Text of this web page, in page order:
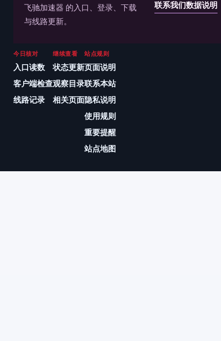
飞驰加速器 的入口、登录、下载
与线路更新。
联系我们数据说明
今日核对
入口读数
客户端检查
线路记录
继续查看
状态更新
观察目录
相关页面
站点规则
页面说明
联系本站
隐私说明
使用规则
重要提醒
站点地图